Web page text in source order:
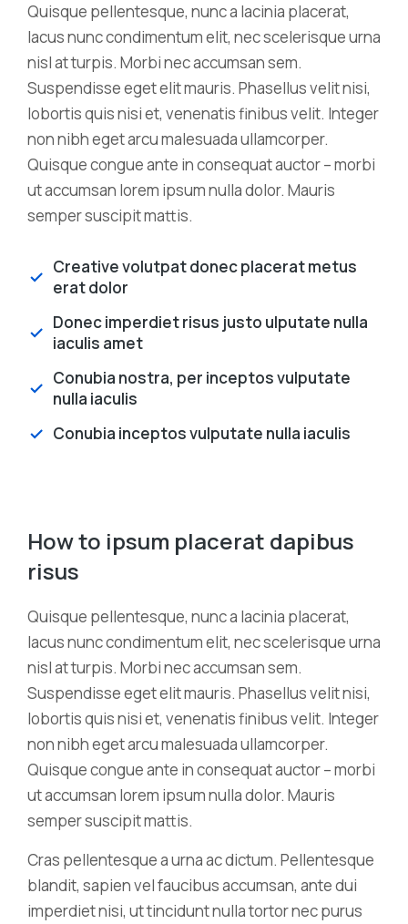
Quisque pellentesque, nunc a lacinia placerat,
lacus nunc condimentum elit, nec scelerisque urna
nisl at turpis. Morbi nec accumsan sem.
Suspendisse eget elit mauris. Phasellus velit nisi,
lobortis quis nisi et, venenatis finibus velit. Integer
non nibh eget arcu malesuada ullamcorper.
Quisque congue ante in consequat auctor – morbi
ut accumsan lorem ipsum nulla dolor. Mauris
semper suscipit mattis.
Creative volutpat donec placerat metus
erat dolor
Donec imperdiet risus justo ulputate nulla
iaculis amet
Conubia nostra, per inceptos vulputate
nulla iaculis
Conubia inceptos vulputate nulla iaculis
How to ipsum placerat dapibus
risus
Quisque pellentesque, nunc a lacinia placerat,
lacus nunc condimentum elit, nec scelerisque urna
nisl at turpis. Morbi nec accumsan sem.
Suspendisse eget elit mauris. Phasellus velit nisi,
lobortis quis nisi et, venenatis finibus velit. Integer
non nibh eget arcu malesuada ullamcorper.
Quisque congue ante in consequat auctor – morbi
ut accumsan lorem ipsum nulla dolor. Mauris
semper suscipit mattis.
Cras pellentesque a urna ac dictum. Pellentesque
blandit, sapien vel faucibus accumsan, ante dui
imperdiet nisi, ut tincidunt nulla tortor nec purus